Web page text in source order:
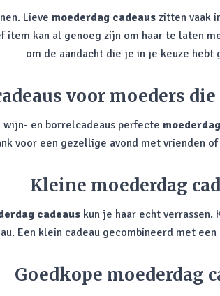
Lieve moederdag cadeauszitten vaak
kan al genoeg zijn om haar te laten
om de aandacht die je in je keuze hebt
voor moeders
en borrelcadeaus perfecte
voor een gezellige avond met vrienden
Kleine moederdag
cadeauskun je haar echt verrassen.
Een klein cadeau gecombineerd met
Goedkope moederdag